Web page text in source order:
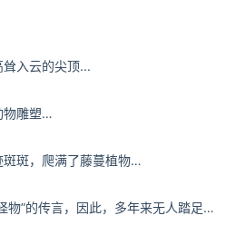
入云的尖顶...
物雕塑…
斑斑，爬满了藤蔓植物…
物”的传言，因此，多年来无人踏足…